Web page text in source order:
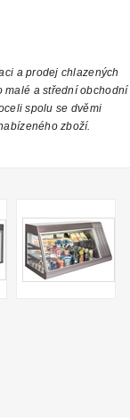
a prodej chlazených
malé a střední obchodní
spolu se dvěmi
zboží.